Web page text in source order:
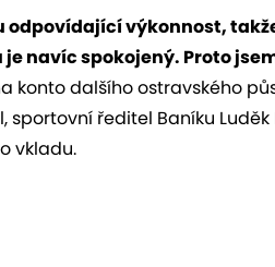
odpovídající výkonnost,
navíc spokojený. Proto
konto dalšího ostravského
ředitel Baníku
vkladu.